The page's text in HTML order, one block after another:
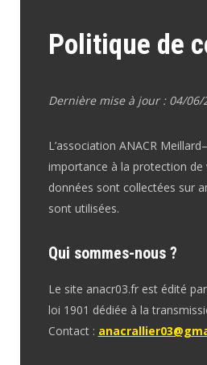
Politique de
Dernière mise à jour : 04/06/
L’association ANACR
importance à la protection de
données sont collectées sur
sont utilisées.
Qui sommes-nous ?
Le site anacr03.fr est édité
loi 1901 dédiée à la
Contact :